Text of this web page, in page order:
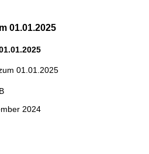
01.01.2025
01.01.2025
2024